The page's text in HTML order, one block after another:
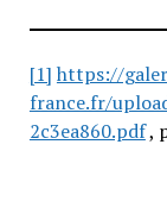
[1] https://
france.fr/
2c3ea860.pdf,